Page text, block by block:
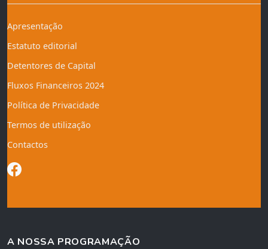
Apresentação
Estatuto editorial
Detentores de Capital
Fluxos Financeiros 2024
Política de Privacidade
Termos de utilização
Contactos
A NOSSA PROGRAMAÇÃO